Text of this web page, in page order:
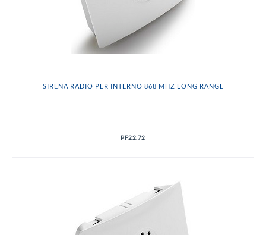
SIRENA RADIO PER INTERNO 868 MHZ LONG RANGE
PF22.72